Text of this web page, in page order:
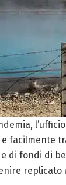
facilmente
di fondi di
replicato